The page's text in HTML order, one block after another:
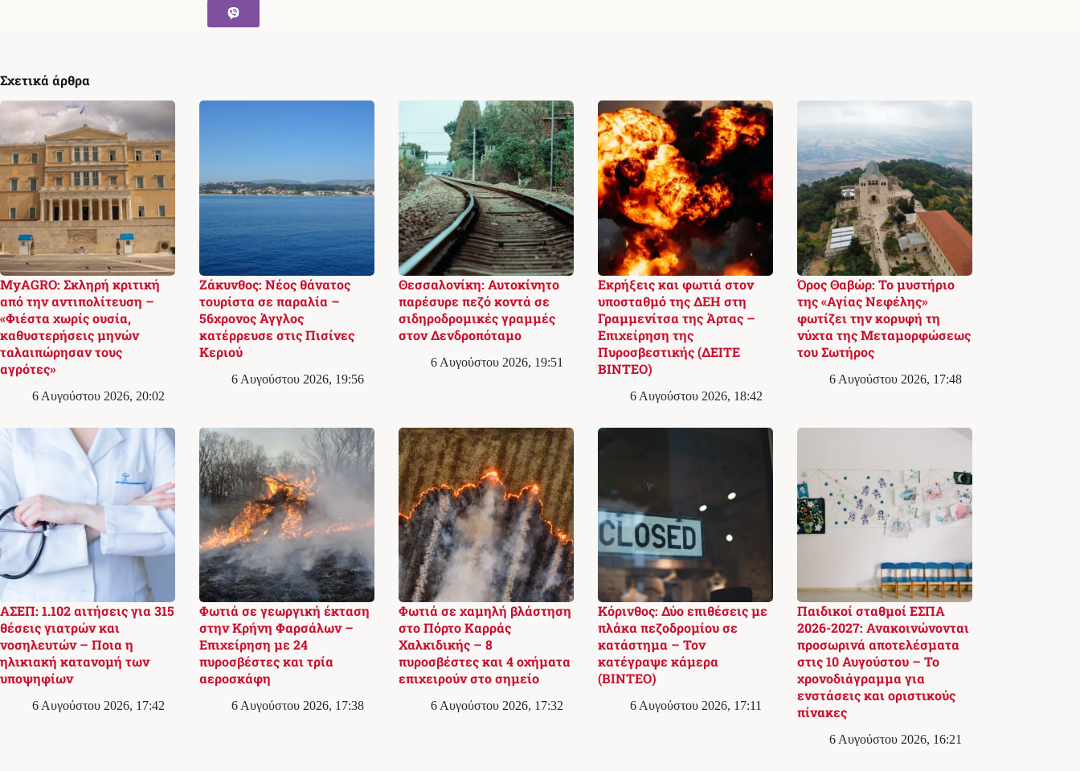
Σχετικά άρθρα
MyAGRO: Σκληρή κριτική
από την αντιπολίτευση –
«Φιέστα χωρίς ουσία,
καθυστερήσεις μηνών
ταλαιπώρησαν τους
αγρότες»
6 Αυγούστου 2026, 20:02
Ζάκυνθος: Νέος θάνατος
τουρίστα σε παραλία –
56χρονος Άγγλος
κατέρρευσε στις Πισίνες
Κεριού
6 Αυγούστου 2026, 19:56
Θεσσαλονίκη: Αυτοκίνητο
παρέσυρε πεζό κοντά σε
σιδηροδρομικές γραμμές
στον Δενδροπόταμο
6 Αυγούστου 2026, 19:51
Εκρήξεις και φωτιά στον
υποσταθμό της ΔΕΗ στη
Γραμμενίτσα της Άρτας –
Επιχείρηση της
Πυροσβεστικής (ΔΕΙΤΕ
ΒΙΝΤΕΟ)
6 Αυγούστου 2026, 18:42
Όρος Θαβώρ: Το μυστήριο
της «Αγίας Νεφέλης»
φωτίζει την κορυφή τη
νύχτα της Μεταμορφώσεως
του Σωτήρος
6 Αυγούστου 2026, 17:48
ΑΣΕΠ: 1.102 αιτήσεις για 315
θέσεις γιατρών και
νοσηλευτών – Ποια η
ηλικιακή κατανομή των
υποψηφίων
6 Αυγούστου 2026, 17:42
Φωτιά σε γεωργική έκταση
στην Κρήνη Φαρσάλων –
Επιχείρηση με 24
πυροσβέστες και τρία
αεροσκάφη
6 Αυγούστου 2026, 17:38
Φωτιά σε χαμηλή βλάστηση
στο Πόρτο Καρράς
Χαλκιδικής – 8
πυροσβέστες και 4 οχήματα
επιχειρούν στο σημείο
6 Αυγούστου 2026, 17:32
Κόρινθος: Δύο επιθέσεις με
πλάκα πεζοδρομίου σε
κατάστημα – Τον
κατέγραψε κάμερα
(ΒΙΝΤΕΟ)
6 Αυγούστου 2026, 17:11
Παιδικοί σταθμοί ΕΣΠΑ
2026-2027: Ανακοινώνονται
προσωρινά αποτελέσματα
στις 10 Αυγούστου – Το
χρονοδιάγραμμα για
ενστάσεις και οριστικούς
πίνακες
6 Αυγούστου 2026, 16:21